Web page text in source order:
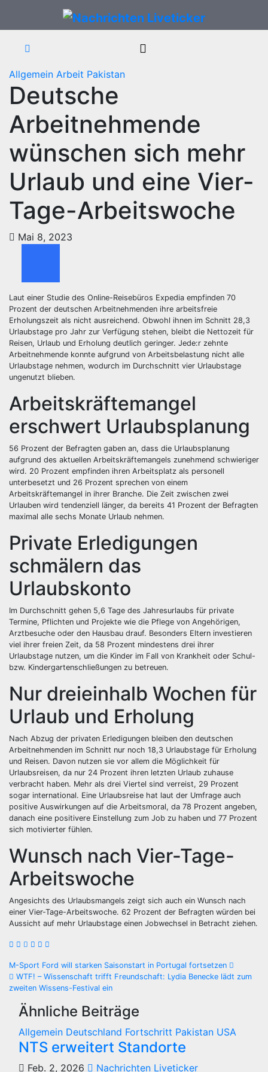
Allgemein Arbeit Pakistan
Deutsche
Arbeitnehmende
wünschen sich mehr
Urlaub und eine Vier-
Tage-Arbeitswoche
Mai 8, 2023
Laut einer Studie des Online-Reisebüros Expedia empfinden 70
Prozent der deutschen Arbeitnehmenden ihre arbeitsfreie
Erholungszeit als nicht ausreichend. Obwohl ihnen im Schnitt 28,3
Urlaubstage pro Jahr zur Verfügung stehen, bleibt die Nettozeit für
Reisen, Urlaub und Erholung deutlich geringer. Jede:r zehnte
Arbeitnehmende konnte aufgrund von Arbeitsbelastung nicht alle
Urlaubstage nehmen, wodurch im Durchschnitt vier Urlaubstage
ungenutzt blieben.
Arbeitskräftemangel
erschwert Urlaubsplanung
56 Prozent der Befragten gaben an, dass die Urlaubsplanung
aufgrund des aktuellen Arbeitskräftemangels zunehmend schwieriger
wird. 20 Prozent empfinden ihren Arbeitsplatz als personell
unterbesetzt und 26 Prozent sprechen von einem
Arbeitskräftemangel in ihrer Branche. Die Zeit zwischen zwei
Urlauben wird tendenziell länger, da bereits 41 Prozent der Befragten
maximal alle sechs Monate Urlaub nehmen.
Private Erledigungen
schmälern das
Urlaubskonto
Im Durchschnitt gehen 5,6 Tage des Jahresurlaubs für private
Termine, Pflichten und Projekte wie die Pflege von Angehörigen,
Arztbesuche oder den Hausbau drauf. Besonders Eltern investieren
viel ihrer freien Zeit, da 58 Prozent mindestens drei ihrer
Urlaubstage nutzen, um die Kinder im Fall von Krankheit oder Schul-
bzw. Kindergartenschließungen zu betreuen.
Nur dreieinhalb Wochen für
Urlaub und Erholung
Nach Abzug der privaten Erledigungen bleiben den deutschen
Arbeitnehmenden im Schnitt nur noch 18,3 Urlaubstage für Erholung
und Reisen. Davon nutzen sie vor allem die Möglichkeit für
Urlaubsreisen, da nur 24 Prozent ihren letzten Urlaub zuhause
verbracht haben. Mehr als drei Viertel sind verreist, 29 Prozent
sogar international. Eine Urlaubsreise hat laut der Umfrage auch
positive Auswirkungen auf die Arbeitsmoral, da 78 Prozent angeben,
danach eine positivere Einstellung zum Job zu haben und 77 Prozent
sich motivierter fühlen.
Wunsch nach Vier-Tage-
Arbeitswoche
Angesichts des Urlaubsmangels zeigt sich auch ein Wunsch nach
einer Vier-Tage-Arbeitswoche. 62 Prozent der Befragten würden bei
Aussicht auf mehr Urlaubstage einen Jobwechsel in Betracht ziehen.
Beitragsnavigation
M-Sport Ford will starken Saisonstart in Portugal fortsetzen
WTF! – Wissenschaft trifft Freundschaft: Lydia Benecke lädt zum
zweiten Wissens-Festival ein
Ähnliche Beiträge
Allgemein Deutschland Fortschritt Pakistan USA
NTS erweitert Standorte
Feb. 2, 2026 Nachrichten Liveticker